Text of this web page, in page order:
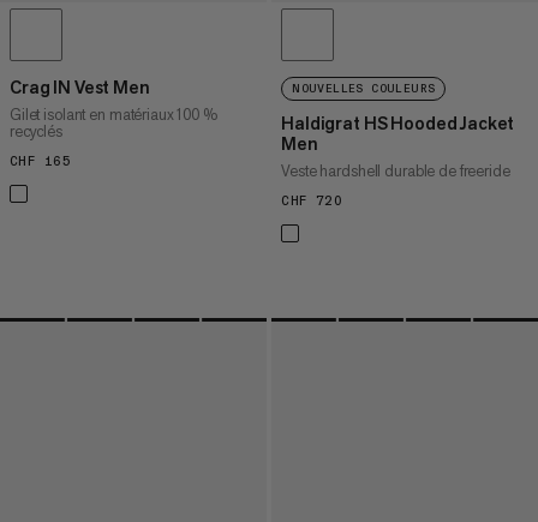
Crag IN Vest Men
Gilet isolant en matériaux 100 %
recyclés
CHF 165
NOUVELLES COULEURS
Haldigrat HS Hooded Jacket
Men
Veste hardshell durable de freeride
CHF 720